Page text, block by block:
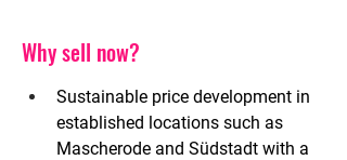
Why sell now?
Sustainable price development in
established locations such as
Mascherode and Südstadt with a